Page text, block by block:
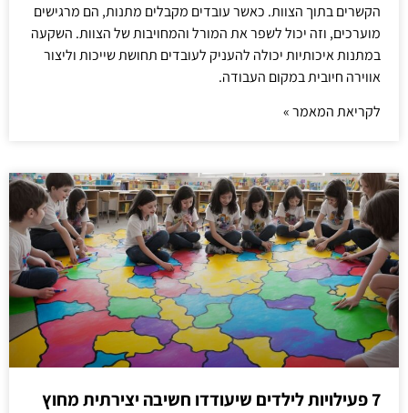
הקשרים בתוך הצוות. כאשר עובדים מקבלים מתנות, הם מרגישים
מוערכים, וזה יכול לשפר את המורל והמחויבות של הצוות. השקעה
במתנות איכותיות יכולה להעניק לעובדים תחושת שייכות וליצור
אווירה חיובית במקום העבודה.
לקריאת המאמר »
7 פעילויות לילדים שיעודדו חשיבה יצירתית מחוץ